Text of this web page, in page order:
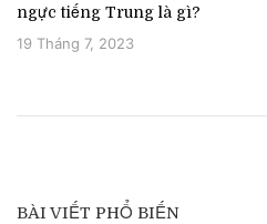
ngực tiếng Trung là gì?
19 Tháng 7, 2023
BÀI VIẾT PHỔ BIẾN